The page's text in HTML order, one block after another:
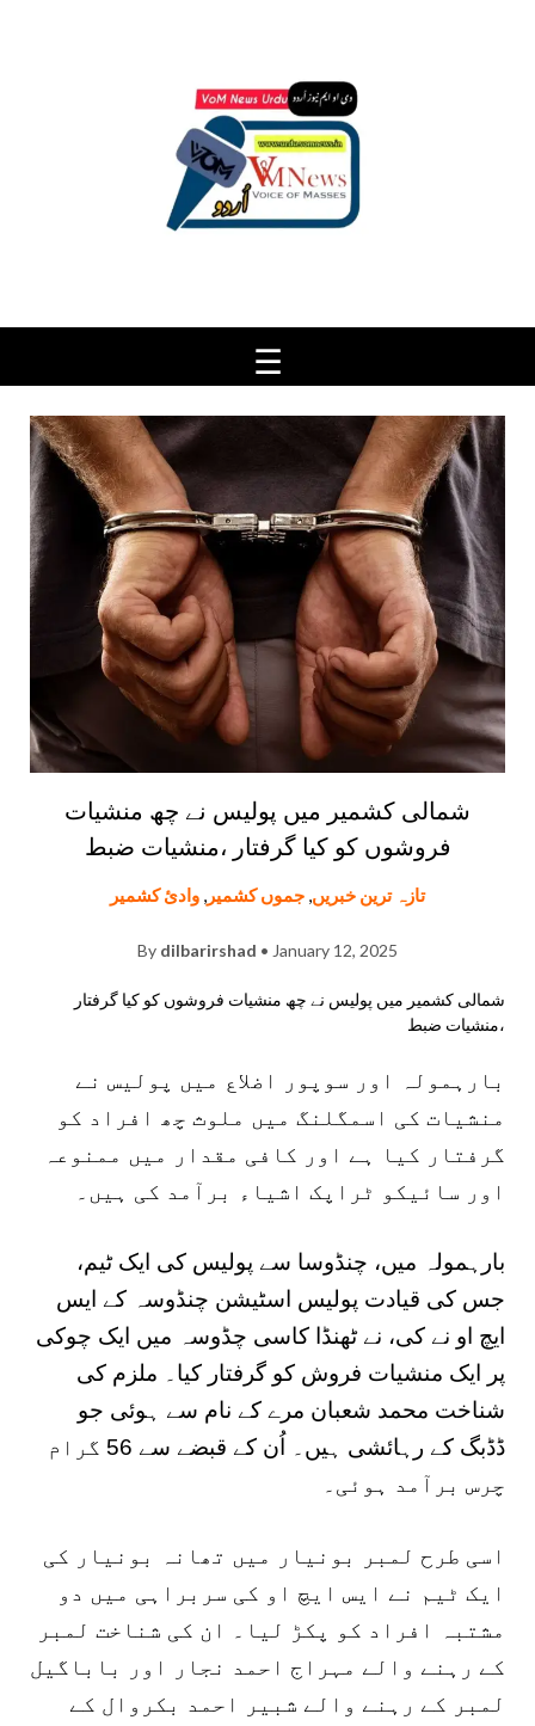
شمالی کشمیر میں پولیس نے چھ منشیات
فروشوں کو کیا گرفتار ،منشیات ضبط
تازہ ترین خبریں, جموں کشمیر , وادئ کشمیر
By dilbarirshad • January 12, 2025
شمالی کشمیر میں پولیس نے چھ منشیات فروشوں کو کیا گرفتار
،منشیات ضبط
بارہمولہ اور سوپور اضلاع میں پولیس نے
منشیات کی اسمگلنگ میں ملوث چھ افراد کو
گرفتار کیا ہے اور کافی مقدار میں ممنوعہ
اور سائیکو ٹراپک اشیاء برآمد کی ہیں۔
بارہمولہ میں، چنڈوسا سے پولیس کی ایک ٹیم،
جس کی قیادت پولیس اسٹیشن چنڈوسہ کے ایس
ایچ او نے کی، نے ٹھنڈا کاسی چڈوسہ میں ایک چوکی
پر ایک منشیات فروش کو گرفتار کیا۔ ملزم کی
شناخت محمد شعبان مرے کے نام سے ہوئی جو
ڈڈبگ کے رہائشی ہیں۔ اُن کے قبضے سے 56 گرام
چرس برآمد ہوئی۔
اسی طرح لمبر بونیار میں تھانہ بونیار کی
ایک ٹیم نے ایس ایچ او کی سربراہی میں دو
مشتبہ افراد کو پکڑ لیا۔ ان کی شناخت لمبر
کے رہنے والے مہراج احمد نجار اور باباگیل
لمبر کے رہنے والے شبیر احمد بکروال کے